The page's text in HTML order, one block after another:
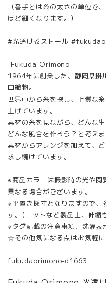
（番手とは糸の太さの単位で
ほど細くなります。）
#光透けるストール
-Fukuda Orimono-
1964年に創業した、静岡県掛
田織物。
世界中から糸を探し、上質な
上げています。
素材の糸を見ながら、どんな
どんな風合を作ろう？と考えま
素材からアレンジを加えて、
求し続けています。
--------------
※商品カラーは撮影時の光や
異なる場合がございます。
※平置き採寸となりますので
す。(ニットなど製品上、伸縮
※タグ記載の注意事項、洗濯表
☆その他気になる点はお気軽
fukudaorimono-d1663